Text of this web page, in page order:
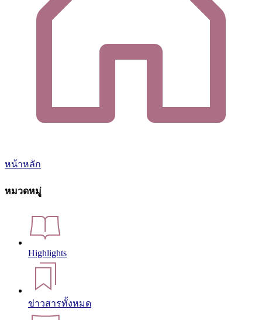
หน้าหลัก
หมวดหมู่
Highlights
ข่าวสารทั้งหมด